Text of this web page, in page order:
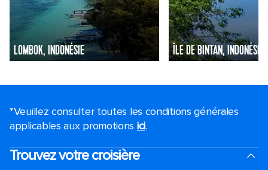
LOMBOK, INDONÉSIE ÎLE DE BINTAN, INDONÉSIE
*Veuillez consulter toutes les conditions générales
applicables aux promotions ici.
Trouvez votre croisière